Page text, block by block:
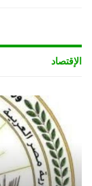
الإقتصاد